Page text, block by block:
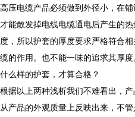
高压电缆产品必须做到外径小，在
才能散发掉电线电缆通电后产生的
度，所以护套的厚度要求严格符合
缆的作用。也不能一味的追求其厚度。
什么样的护套，才算合格？
根据以上两种浅析我们不难看出，
从产品的外观质量上反映出来，不